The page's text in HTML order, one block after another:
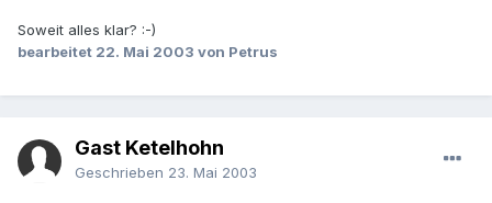
Soweit alles klar? :-)
bearbeitet 22. Mai 2003 von Petrus
Gast Ketelhohn
Geschrieben 23. Mai 2003